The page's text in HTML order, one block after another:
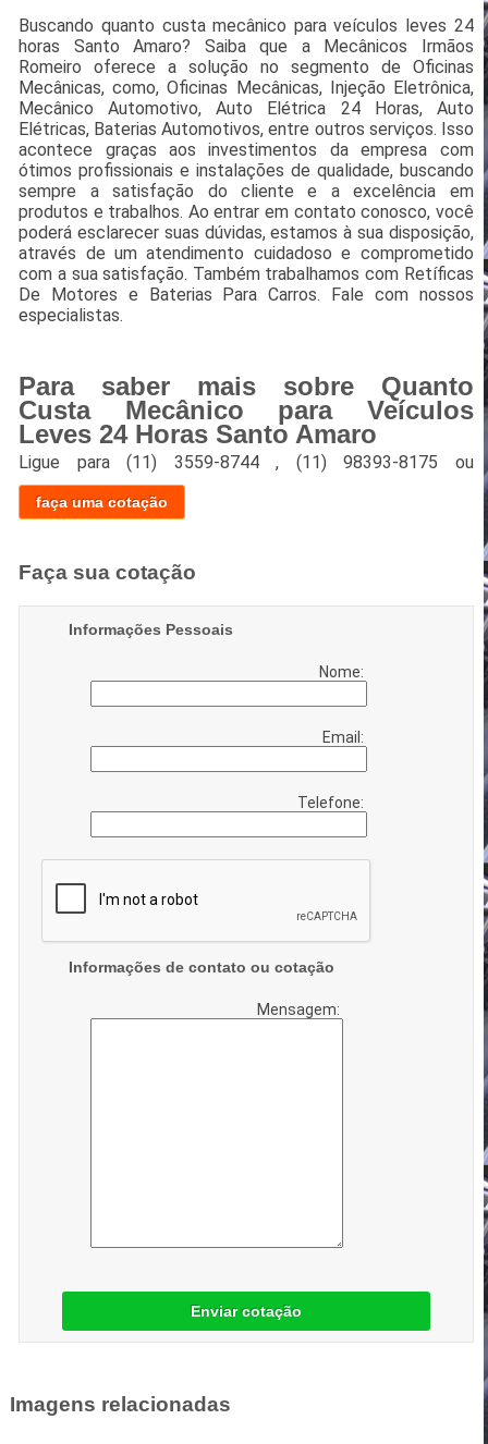
Buscando quanto custa mecânico para veículos leves 24
horas Santo Amaro? Saiba que a Mecânicos Irmãos
Romeiro oferece a solução no segmento de Oficinas
Mecânicas, como, Oficinas Mecânicas, Injeção Eletrônica,
Mecânico Automotivo, Auto Elétrica 24 Horas, Auto
Elétricas, Baterias Automotivos, entre outros serviços. Isso
acontece graças aos investimentos da empresa com
ótimos profissionais e instalações de qualidade, buscando
sempre a satisfação do cliente e a excelência em
produtos e trabalhos. Ao entrar em contato conosco, você
poderá esclarecer suas dúvidas, estamos à sua disposição,
através de um atendimento cuidadoso e comprometido
com a sua satisfação. Também trabalhamos com Retíficas
De Motores e Baterias Para Carros. Fale com nossos
especialistas.
Para saber mais sobre Quanto
Custa Mecânico para Veículos
Leves 24 Horas Santo Amaro
Ligue para(11) 3559-8744 , (11) 98393-8175 ou
faça uma cotação
Faça sua cotação
Informações Pessoais
Nome:
Email:
Telefone:
Informações de contato ou cotação
Mensagem:
Enviar cotação
Imagens relacionadas